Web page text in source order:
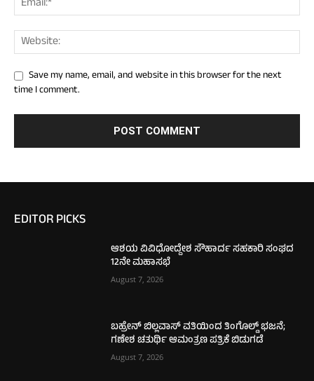
Save my name, email, and website in this browser for the next
time I comment.
EDITOR PICKS
ಆಶಯ ವಿವಿಧೋದ್ದೇಶ ಸೌಹಾರ್ದ ಸಹಕಾರಿ ಸಂಘದ
12ನೇ ಮಹಾಸಭೆ
August 7, 2026
ಬಹ್ರೇನ್ ಬಿಲ್ಲವಾಸ್ ವತಿಯಿಂದ ತಿಂಗೊಲ್ಡ್ ಭಜನೆ;
ಗಣೇಶ ಚತುರ್ಥಿ ಆಮಂತ್ರಣ ಪತ್ರಿಕೆ ಬಿಡುಗಡೆ
August 7, 2026